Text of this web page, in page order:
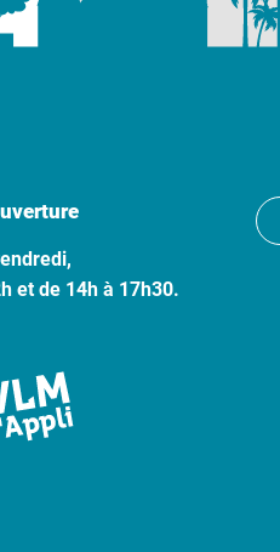
et de 14h à 17h30.